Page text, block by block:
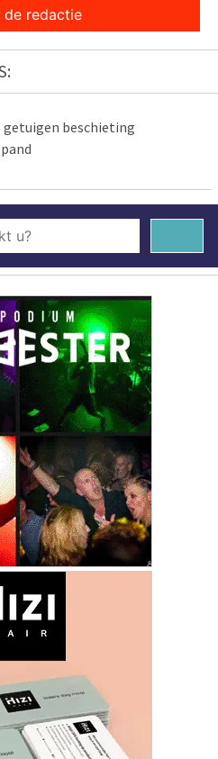
de redactie
getuigen beschieting